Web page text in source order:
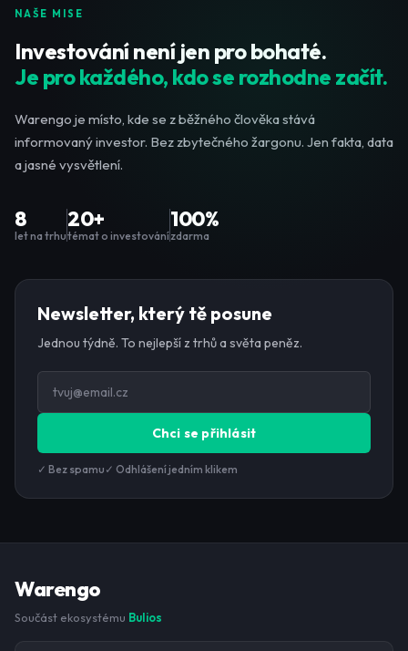
NAŠE MISE
Investování není jen pro bohaté.
Je pro každého, kdo se rozhodne začít.
Warengo je místo, kde se z běžného člověka stává
informovaný investor. Bez zbytečného žargonu. Jen fakta, data
a jasné vysvětlení.
8
let na trhu
20+
témat o investování
100%
zdarma
Newsletter, který tě posune
Jednou týdně. To nejlepší z trhů a světa peněz.
Chci se přihlásit
✓ Bez spamu ✓ Odhlášení jedním klikem
Warengo
Součást ekosystému Bulios